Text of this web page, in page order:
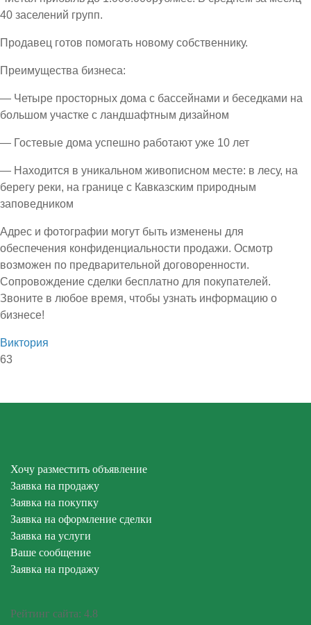
40 заселений групп.
Продавец готов помогать новому собственнику.
Преимущества бизнеса:
— Четыре просторных дома с бассейнами и беседками на
большом участке с ландшафтным дизайном
— Гостевые дома успешно работают уже 10 лет
— Находится в уникальном живописном месте: в лесу, на
берегу реки, на границе с Кавказским природным
заповедником
Адрес и фотографии могут быть изменены для
обеспечения конфиденциальности продажи. Осмотр
возможен по предварительной договоренности.
Сопровождение сделки бесплатно для покупателей.
Звоните в любое время, чтобы узнать информацию о
бизнесе!
Виктория
63
Хочу разместить объявление
Заявка на продажу
Заявка на покупку
Заявка на оформление сделки
Заявка на услуги
Ваше сообщение
Заявка на продажу
Рейтинг сайта: 4.8